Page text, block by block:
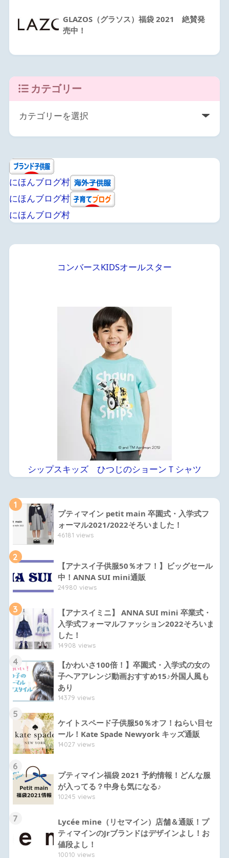
GLAZOS（グラソス）福袋 2021 絶賛発
売中！
カテゴリー
にほんブログ村
にほんブログ村
にほんブログ村
コンバースKIDSオールスター
シップスキッズ ひつじのショーンＴシャツ
1
プティマイン petit main 卒園式・入学式フ
ォーマル2021/2022そろいました！
46181 views
2
【アナスイ子供服50％オフ！】ビッグセール
中！ANNA SUI mini通販
24980 views
3
【アナスイミニ】 ANNA SUI mini 卒業式・
入学式フォーマルファッション2022そろいま
した！
14908 views
4
【かわいさ100倍！】卒園式・入学式の女の
子ヘアアレンジ動画おすすめ15♪外国人風も
あり
14379 views
5
ケイトスペード子供服50％オフ！ねらい目セ
ール！Kate Spade Newyork キッズ通販
14027 views
6
プティマイン福袋 2021 予約情報！どんな服
が入ってる？中身も気になる♪
10245 views
7
Lycée mine（リセマイン）店舗＆通販！プ
ティマインのJrブランドはデザインよし！お
値段よし！
10010 views